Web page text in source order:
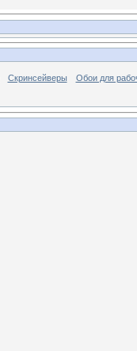
Скринсейверы Обои для